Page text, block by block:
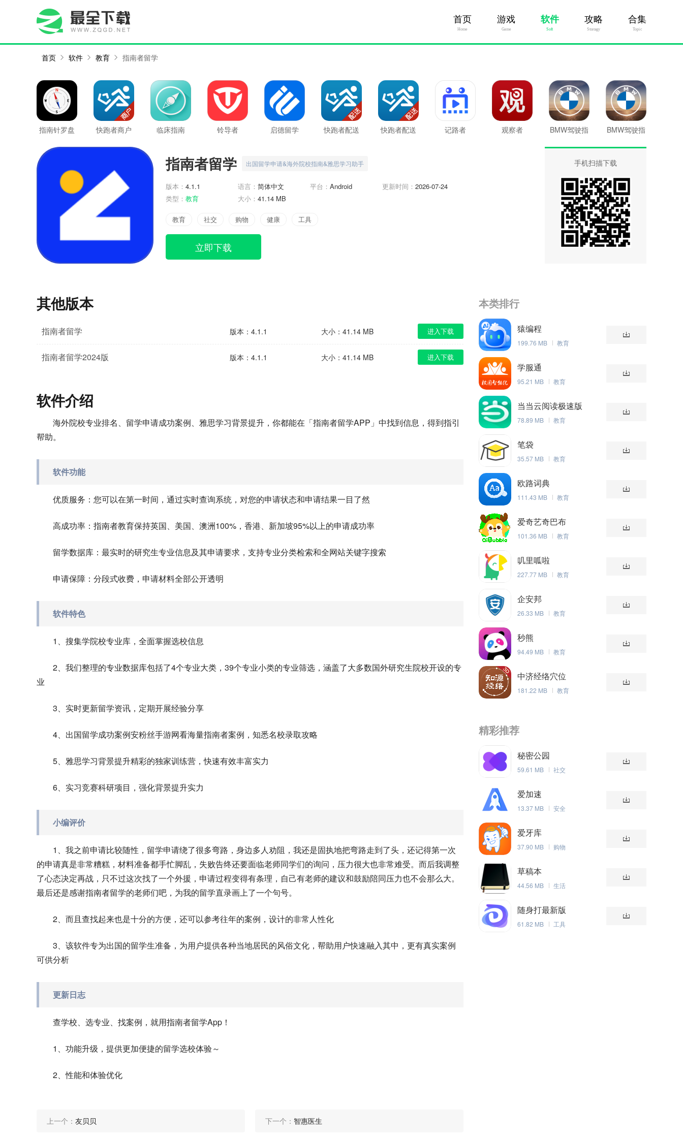
首页
Home
游戏
Game
软件
Soft
攻略
Stratagy
合集
Topic
首页 软件 教育 指南者留学
指南针罗盘
快跑者商户
临床指南 铃导者 启德留学
快跑者配送
快跑者配送
记路者 观察者
BMW驾驶指
BMW驾驶指
手机扫描下载
指南者留学 出国留学申请&海外院校指南&雅思学习助手
版本： 4.1.1 语言： 简体中文 平台： Android 更新时间： 2026-07-24
类型： 教育 大小： 41.14 MB
教育 社交 购物 健康 工具
立即下载
其他版本
指南者留学 版本：4.1.1 大小：41.14 MB 进入下载
指南者留学2024版 版本：4.1.1 大小：41.14 MB 进入下载
软件介绍
海外院校专业排名、留学申请成功案例、雅思学习背景提升，你都能在「指南者留学APP」中找到信息，得到指引
帮助。
软件功能
优质服务：您可以在第一时间，通过实时查询系统，对您的申请状态和申请结果一目了然
高成功率：指南者教育保持英国、美国、澳洲100%，香港、新加坡95%以上的申请成功率
留学数据库：最实时的研究生专业信息及其申请要求，支持专业分类检索和全网站关键字搜索
申请保障：分段式收费，申请材料全部公开透明
软件特色
1、搜集学院校专业库，全面掌握选校信息
2、我们整理的专业数据库包括了4个专业大类，39个专业小类的专业筛选，涵盖了大多数国外研究生院校开设的专
业
3、实时更新留学资讯，定期开展经验分享
4、出国留学成功案例安粉丝手游网看海量指南者案例，知悉名校录取攻略
5、雅思学习背景提升精彩的独家训练营，快速有效丰富实力
6、实习竞赛科研项目，强化背景提升实力
小编评价
1、我之前申请比较随性，留学申请绕了很多弯路，身边多人劝阻，我还是固执地把弯路走到了头，还记得第一次
的申请真是非常糟糕，材料准备都手忙脚乱，失败告终还要面临老师同学们的询问，压力很大也非常难受。而后我调整
了心态决定再战，只不过这次找了一个外援，申请过程变得有条理，自己有老师的建议和鼓励陪同压力也不会那么大。
最后还是感谢指南者留学的老师们吧，为我的留学直录画上了一个句号。 ‍‎
2、而且查找起来也是十分的方便，还可以参考往年的案例，设计的非常人性化
3、该软件专为出国的留学生准备，为用户提供各种当地居民的风俗文化，帮助用户快速融入其中，更有真实案例
可供分析
更新日志
查学校、选专业、找案例，就用指南者留学App！
1、功能升级，提供更加便捷的留学选校体验～
2、性能和体验优化
上一个： 友贝贝 下一个： 智惠医生
本类排行
猿编程
199.76 MB 教育
学服通
95.21 MB 教育
当当云阅读极速版
78.89 MB 教育
笔袋
35.57 MB 教育
欧路词典
111.43 MB 教育
爱奇艺奇巴布
101.36 MB 教育
叽里呱啦
227.77 MB 教育
企安邦
26.33 MB 教育
秒熊
94.49 MB 教育
中济经络穴位
181.22 MB 教育
精彩推荐
秘密公园
59.61 MB 社交
爱加速
13.37 MB 安全
爱牙库
37.90 MB 购物
草稿本
44.56 MB 生活
随身打最新版
61.82 MB 工具